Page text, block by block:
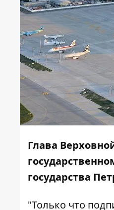
Глава
государства
"Только что